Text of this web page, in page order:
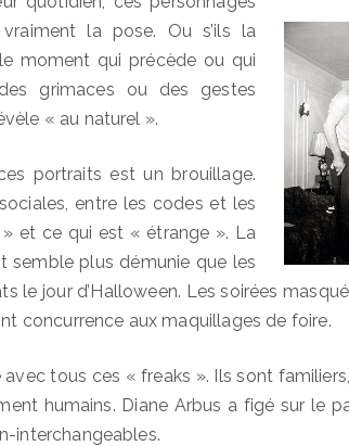
la pose. Ou s’ils la
moment qui précède ou qui
grimaces ou des gestes
« au naturel ».
portraits est un brouillage.
entre les codes et les
et ce qui est « étrange ». La
semble plus démunie que les
le jour d’Halloween. Les soirées
concurrence aux maquillages de foire.
tous ces « freaks ». Ils sont
humains. Diane Arbus a figé sur le
interchangeables.